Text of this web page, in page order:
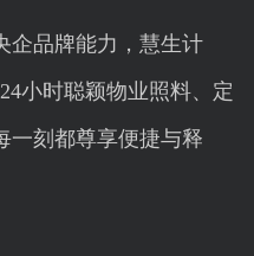
品牌能力，慧生计
小时聪颖物业照料、定
一刻都尊享便捷与释